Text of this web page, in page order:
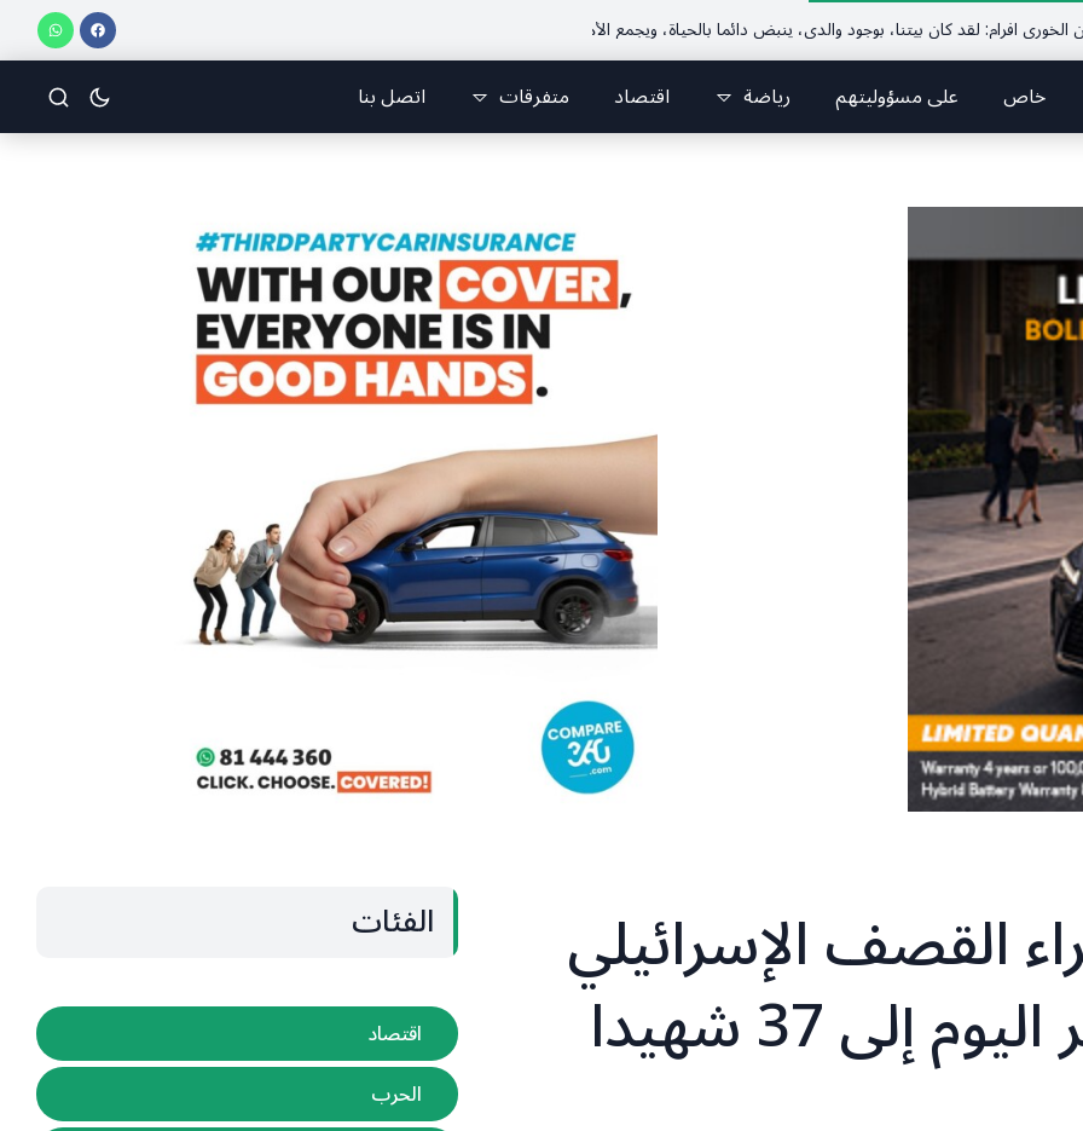
خاص على مسؤوليتهم رياضة اقتصاد متفرقات اتصل بنا
القصف الإسرائيلي
37 شهيدا
الفئات
اقتصاد
الحرب